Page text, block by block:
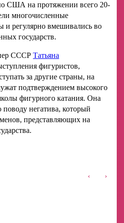
США на протяжении всего 20-
многочисленные
и регулярно вмешивались во
государств.
СССР Татьяна
фигуристов,
за другие страны, на
подтверждением высокого
фигурного катания. Она
негатива, который
представляющих на
‹ ›